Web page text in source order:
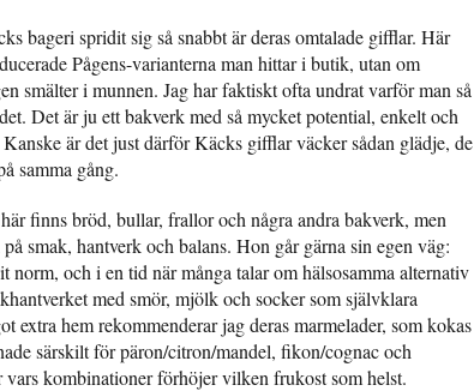
bageri spridit sig så snabbt är deras omtalade gifflar. Här
Pågens-varianterna man hittar i butik, utan om
smälter i munnen. Jag har faktiskt ofta undrat varför man så
Det är ju ett bakverk med så mycket potential, enkelt och
är det just därför Käcks gifflar väcker sådan glädje, de
samma gång.
finns bröd, bullar, frallor och några andra bakverk, men
smak, hantverk och balans. Hon går gärna sin egen väg:
och i en tid när många talar om hälsosamma alternativ
med smör, mjölk och socker som självklara
extra hem rekommenderar jag deras marmelader, som kokas
särskilt för päron/citron/mandel, fikon/cognac och
vars kombinationer förhöjer vilken frukost som helst.